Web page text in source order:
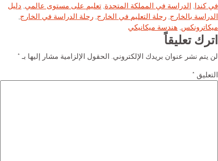
كندا, الدراسة في المملكة المتحدة, تعليم على مستوى عالمي, دليل
بالخارج, رحلة التعليم في الخارج, رحلة الدراسة في الخارج,
, هندسة ميكانيكي
تعليقاً
يتم نشر عنوان بريدك الإلكتروني. الحقول الإلزامية مشار إليها بـ *
*